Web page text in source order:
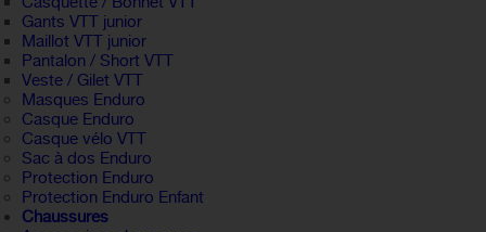
Gants VTT junior
Maillot VTT junior
Pantalon / Short VTT
Veste / Gilet VTT
Masques Enduro
Casque Enduro
Casque vélo VTT
Sac à dos Enduro
Protection Enduro
Protection Enduro Enfant
Chaussures